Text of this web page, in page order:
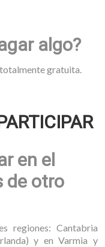
algo?
gratuita.
en el
de otro
regiones: Cantabria
y en Varmia y